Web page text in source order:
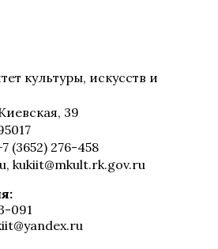
культуры, искусств и
39
(3652) 276-458
kukiit@mkult.rk.gov.ru
091